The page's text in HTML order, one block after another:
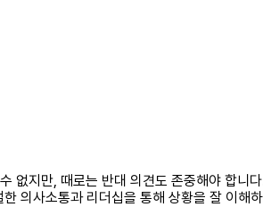
없지만, 때로는 반대 의견도 존중해야 합
의사소통과 리더십을 통해 상황을 잘 이해